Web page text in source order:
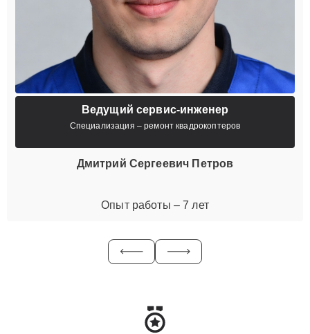
Ведущий сервис-инженер
Специализация – ремонт квадрокоптеров
Дмитрий Сергеевич Петров
Опыт работы – 7 лет